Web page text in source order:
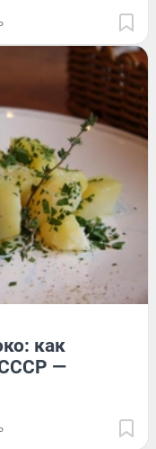
как
СССР —